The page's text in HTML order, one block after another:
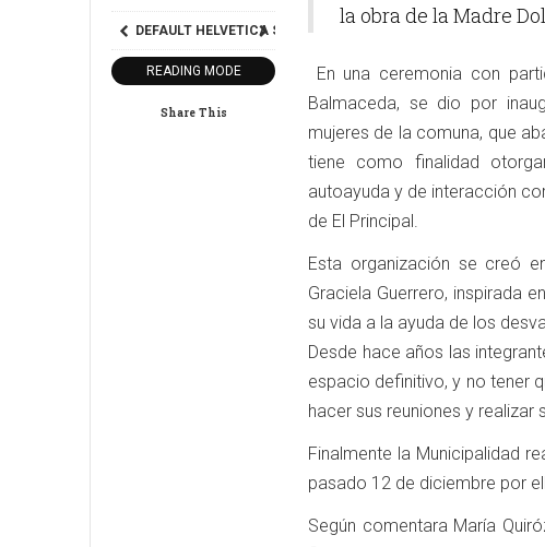
DEFAULT HELVETICA SEGOE
READING MODE
Share This
la obra de la Madre
En una ceremonia con
Balmaceda, se dio por
mujeres de la comuna, que
tiene como finalidad
autoayuda y de interacción
de El Principal.
Esta organización se creó
Graciela Guerrero, inspirada
su vida a la ayuda de los
Desde hace años las
espacio definitivo, y no tener
hacer sus reuniones y realizar
Finalmente la Municipalidad
pasado 12 de diciembre por
Según comentara María